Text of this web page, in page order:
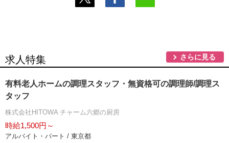
求人特集 さらに見る
有料老人ホームの調理スタッフ・無資格可の調理師/調理ス
タッフ
株式会社HITOWA チャーム六郷の厨房
時給1,500円～
アルバイト・パート / 東京都